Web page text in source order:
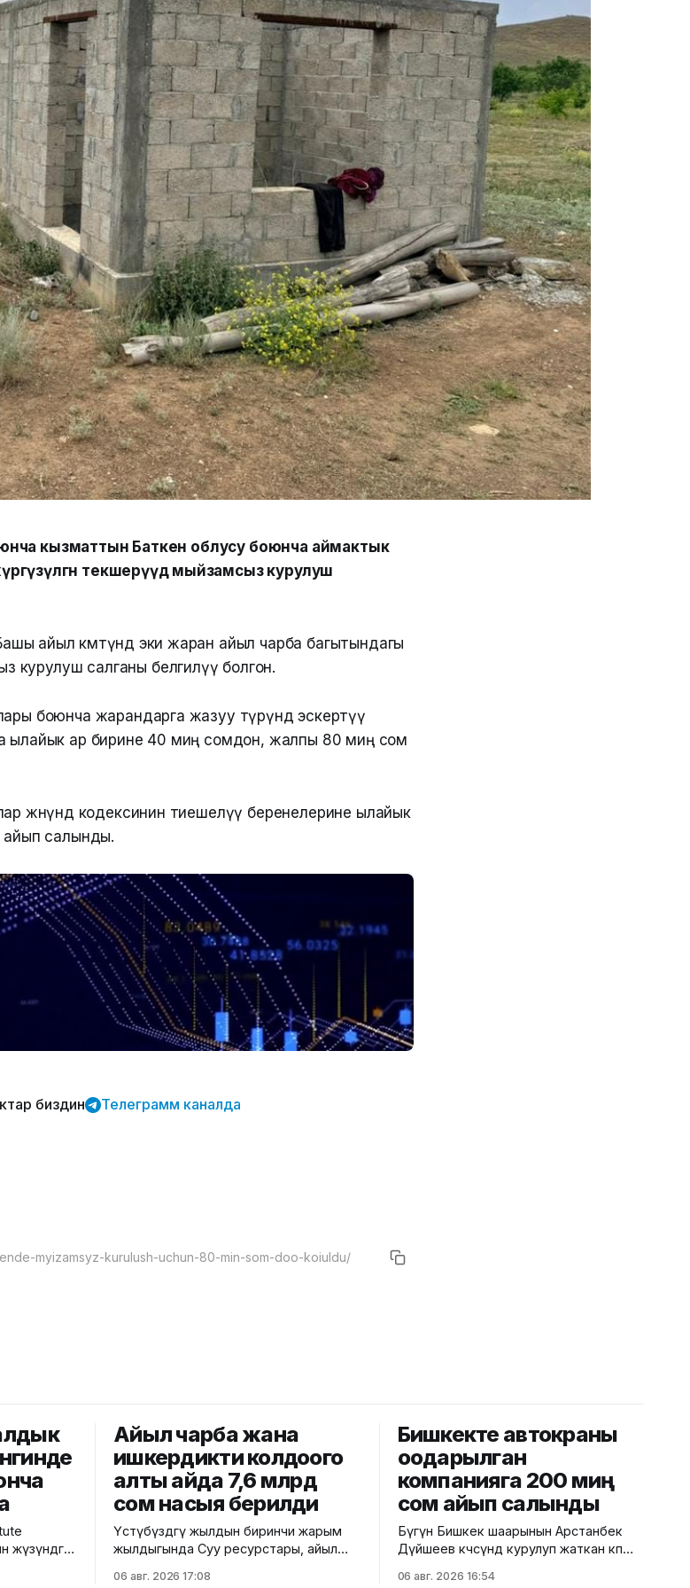
кызматтын Баткен облусу боюнча аймактык
текшерүүдө мыйзамсыз курулуш
айыл өкмөтүндө эки жаран айыл чарба багытындагы
курулуш салганы белгилүү болгон.
боюнча жарандарга жазуу түрүндө эскертүү
ылайык ар бирине 40 миң сомдон, жалпы 80 миң сом
жөнүндө кодексинин тиешелүү беренелерине ылайык
салынды.
биздин Телеграмм каналда
жүзүндөгү
Айыл чарба жана
ишкердикти колдоого
алты айда 7,6 млрд
сом насыя берилди
Үстүбүздөгү жылдын биринчи жарым
жылдыгында Суу ресурстары, айыл
министрлиги менен "Элдик Банк" ААК
06 авг. 2026 17:08
Бишкекте автокраны
оодарылган
компанияга 200 миң
сом айып салынды
Бүгүн Бишкек шаарынын Арстанбек
Дүйшеев көчөсүндө курулуп жаткан көп
аянтчасында жүк көтөрүүчү автокран
06 авг. 2026 16:54